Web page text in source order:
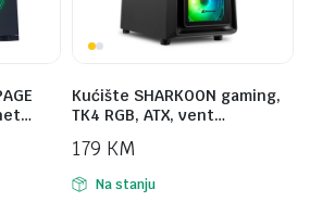
Kućište SHARKOON gaming,
TK4 RGB, ATX, vent…
179 KM
Na stanju